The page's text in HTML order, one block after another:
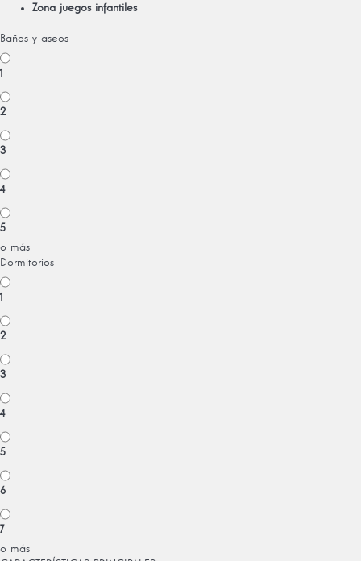
Zona juegos infantiles
Baños y aseos
1
2
3
4
5
o más
Dormitorios
1
2
3
4
5
6
7
o más